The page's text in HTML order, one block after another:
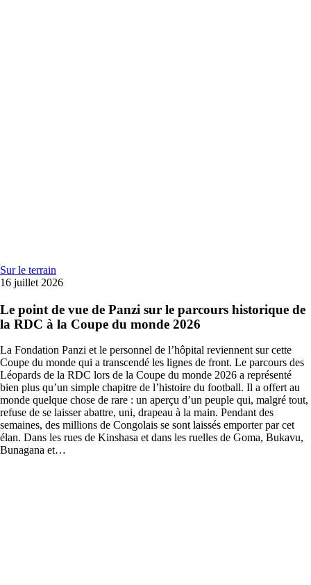
Sur le terrain
16 juillet 2026
Le point de vue de Panzi sur le parcours historique de
la RDC à la Coupe du monde 2026
La Fondation Panzi et le personnel de l’hôpital reviennent sur cette
Coupe du monde qui a transcendé les lignes de front. Le parcours des
Léopards de la RDC lors de la Coupe du monde 2026 a représenté
bien plus qu’un simple chapitre de l’histoire du football. Il a offert au
monde quelque chose de rare : un aperçu d’un peuple qui, malgré tout,
refuse de se laisser abattre, uni, drapeau à la main. Pendant des
semaines, des millions de Congolais se sont laissés emporter par cet
élan. Dans les rues de Kinshasa et dans les ruelles de Goma, Bukavu,
Bunagana et…